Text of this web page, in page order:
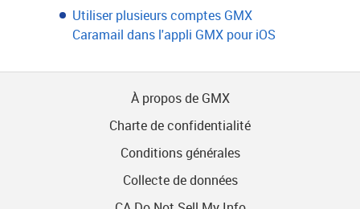
Utiliser plusieurs comptes GMX
Caramail dans l'appli GMX pour iOS
À propos de GMX
Charte de confidentialité
Conditions générales
Collecte de données